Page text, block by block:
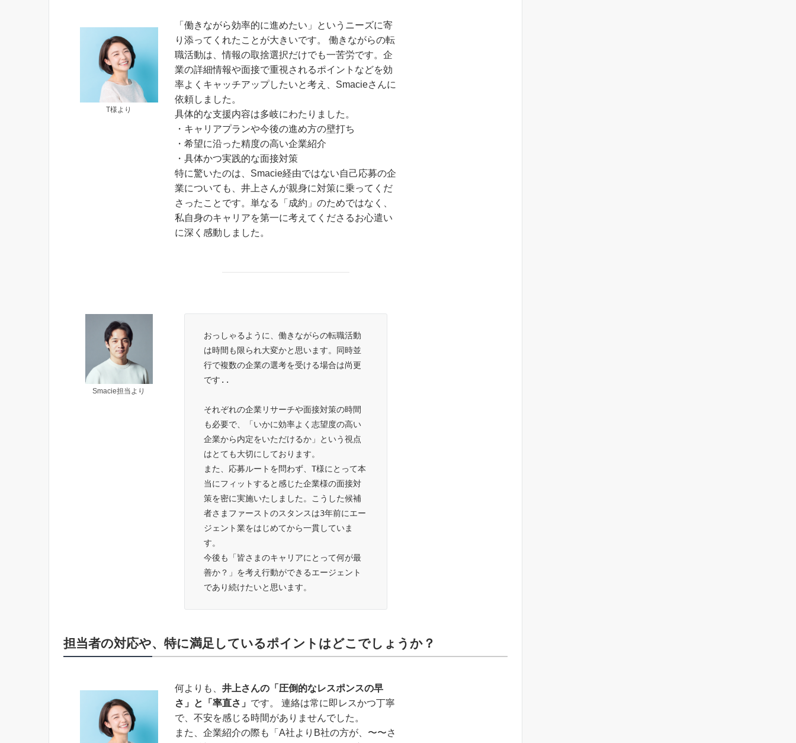
T様より
「働きながら効率的に進めたい」というニーズに寄
り添ってくれたことが大きいです。 働きながらの転
職活動は、情報の取捨選択だけでも一苦労です。企
業の詳細情報や面接で重視されるポイントなどを効
率よくキャッチアップしたいと考え、Smacieさんに
依頼しました。
具体的な支援内容は多岐にわたりました。
・キャリアプランや今後の進め方の壁打ち
・希望に沿った精度の高い企業紹介
・具体かつ実践的な面接対策
特に驚いたのは、Smacie経由ではない自己応募の企
業についても、井上さんが親身に対策に乗ってくだ
さったことです。単なる「成約」のためではなく、
私自身のキャリアを第一に考えてくださるお心遣い
に深く感動しました。
Smacie担当より
おっしゃるように、働きながらの転職活動
は時間も限られ大変かと思います。同時並
行で複数の企業の選考を受ける場合は尚更
です..
それぞれの企業リサーチや面接対策の時間
も必要で、「いかに効率よく志望度の高い
企業から内定をいただけるか」という視点
はとても大切にしております。
また、応募ルートを問わず、T様にとって本
当にフィットすると感じた企業様の面接対
策を密に実施いたしました。こうした候補
者さまファーストのスタンスは3年前にエー
ジェント業をはじめてから一貫していま
す。
今後も「皆さまのキャリアにとって何が最
善か？」を考え行動ができるエージェント
であり続けたいと思います。
担当者の対応や、特に満足しているポイントはどこでしょうか？
何よりも、 井上さんの「圧倒的なレスポンスの早
さ」と「率直さ」 です。 連絡は常に即レスかつ丁寧
で、不安を感じる時間がありませんでした。
また、企業紹介の際も「A社よりB社の方が、〜〜さ